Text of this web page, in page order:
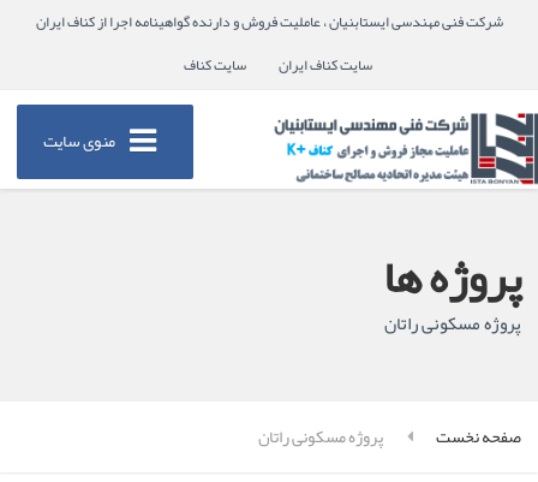
شرکت فنی مهندسی ایستابنیان ، عاملیت فروش و دارنده گواهینامه اجرا از کناف ایران
سایت کناف ایران
سایت کناف
منوی سایت
پروژه ها
پروژه مسکونی راتان
صفحه نخست پروژه مسکونی راتان